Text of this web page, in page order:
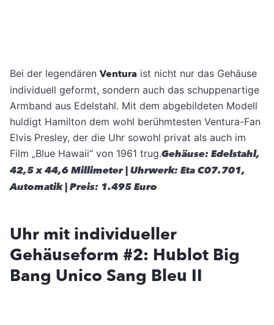
Bei der legendären Ventura ist nicht nur das Gehäuse
individuell geformt, sondern auch das schuppenartige
Armband aus Edelstahl. Mit dem abgebildeten Modell
huldigt Hamilton dem wohl berühmtesten Ventura-Fan
Elvis Presley, der die Uhr sowohl privat als auch im
Film „Blue Hawaii“ von 1961 trug.Gehäuse: Edelstahl,
42,5 x 44,6 Millimeter | Uhrwerk: Eta C07.701,
Automatik | Preis: 1.495 Euro
Uhr mit individueller
Gehäuseform #2: Hublot Big
Bang Unico Sang Bleu II